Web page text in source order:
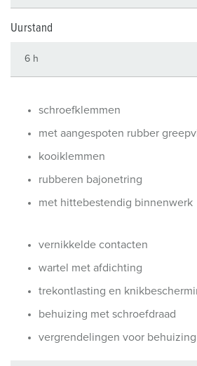
Uurstand
schroefklemmen
met aangespoten rubber
kooiklemmen
rubberen bajonetring
met hittebestendig binnenwerk
vernikkelde contacten
wartel met afdichting
trekontlasting en
behuizing met schroefdraad
vergrendelingen voor behuizing